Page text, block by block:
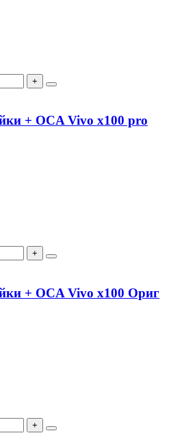
+
+ OCA Vivo x100 pro
+
+ OCA Vivo x100 Ориг
+